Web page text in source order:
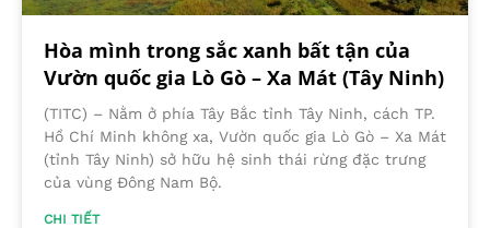
Hòa mình trong sắc xanh bất tận của
Vườn quốc gia Lò Gò – Xa Mát (Tây Ninh)
(TITC) – Nằm ở phía Tây Bắc tỉnh Tây Ninh, cách TP.
Hồ Chí Minh không xa, Vườn quốc gia Lò Gò – Xa Mát
(tỉnh Tây Ninh) sở hữu hệ sinh thái rừng đặc trưng
của vùng Đông Nam Bộ.
CHI TIẾT